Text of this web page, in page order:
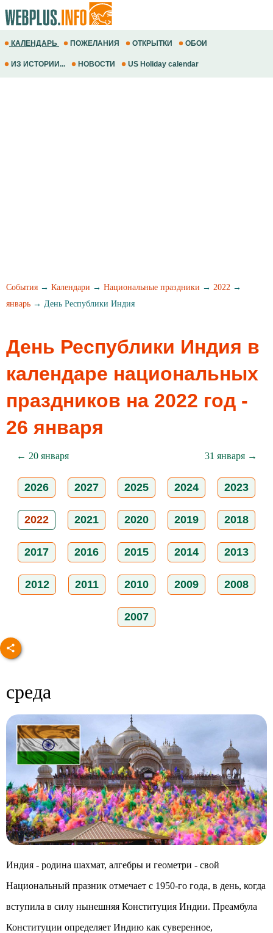
КАЛЕНДАРЬ ПОЖЕЛАНИЯ ОТКРЫТКИ ОБОИ
ИЗ ИСТОРИИ... НОВОСТИ US Holiday calendar
События → Календари → Национальные праздники → 2022 →
январь → День Республики Индия
День Республики Индия в
календаре национальных
праздников на 2022 год -
26 января
← 20 января 31 января →
2026 2027 2025 2024 2023
2022 2021 2020 2019 2018
2017 2016 2015 2014 2013
2012 2011 2010 2009 2008
2007
среда
Индия - родина шахмат, алгебры и геометри - свой
Национальный празник отмечает с 1950-го года, в день, когда
вступила в силу нынешняя Конституция Индии. Преамбула
Конституции определяет Индию как суверенное,